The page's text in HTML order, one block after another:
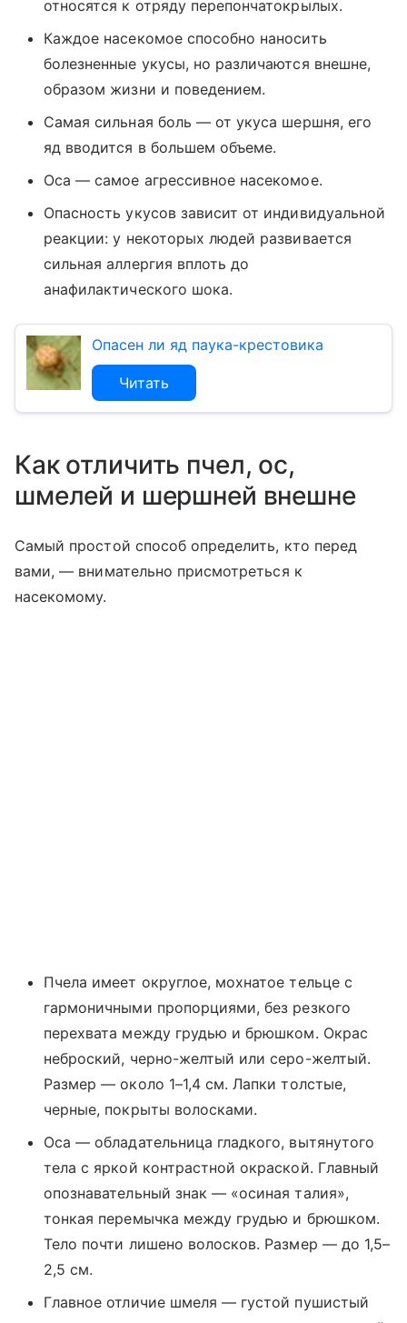
относятся к отряду перепончатокрылых.
Каждое насекомое способно наносить
болезненные укусы, но различаются внешне,
образом жизни и поведением.
Самая сильная боль — от укуса шершня, его
яд вводится в большем объеме.
Оса — самое агрессивное насекомое.
Опасность укусов зависит от индивидуальной
реакции: у некоторых людей развивается
сильная аллергия вплоть до
анафилактического шока.
Опасен ли яд паука-крестовика
Читать
Как отличить пчел, ос,
шмелей и шершней внешне
Самый простой способ определить, кто перед
вами, — внимательно присмотреться к
насекомому.
Пчела имеет округлое, мохнатое тельце с
гармоничными пропорциями, без резкого
перехвата между грудью и брюшком. Окрас
неброский, черно-желтый или серо-желтый.
Размер — около 1–1,4 см. Лапки толстые,
черные, покрыты волосками.
Оса — обладательница гладкого, вытянутого
тела с яркой контрастной окраской. Главный
опознавательный знак — «осиная талия»,
тонкая перемычка между грудью и брюшком.
Тело почти лишено волосков. Размер — до 1,5–
2,5 см.
Главное отличие шмеля — густой пушистый